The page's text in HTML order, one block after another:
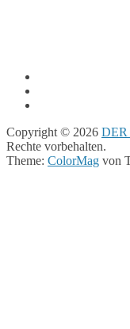
Copyright © 2026 DER
Rechte vorbehalten.
Theme: ColorMag von